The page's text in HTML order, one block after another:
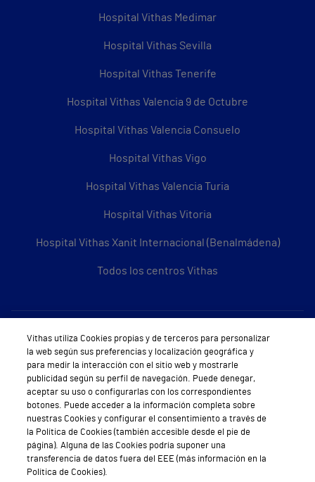
Hospital Vithas Medimar
Hospital Vithas Sevilla
Hospital Vithas Tenerife
Hospital Vithas Valencia 9 de Octubre
Hospital Vithas Valencia Consuelo
Hospital Vithas Vigo
Hospital Vithas Valencia Turia
Hospital Vithas Vitoria
Hospital Vithas Xanit Internacional (Benalmádena)
Todos los centros Vithas
Sobre Vithas
Quiénes somos
Trabajar en Vithas
Teléfono Cita Médica
Teléfono Atención al Cliente
Política de seguridad y salud en el trabajo
Vithas utiliza Cookies propias y de terceros para personalizar
la web según sus preferencias y localización geográfica y
para medir la interacción con el sitio web y mostrarle
publicidad según su perfil de navegación. Puede denegar,
aceptar su uso o configurarlas con los correspondientes
botones. Puede acceder a la información completa sobre
nuestras Cookies y configurar el consentimiento a través de
la Política de Cookies (también accesible desde el pie de
página). Alguna de las Cookies podría suponer una
transferencia de datos fuera del EEE (más información en la
Política de Cookies).